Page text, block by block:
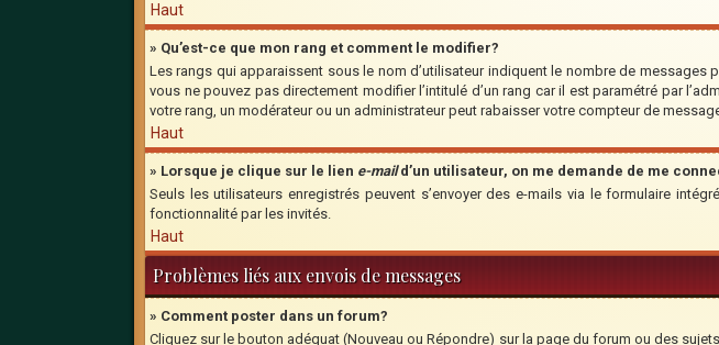
Haut
» Qu’est-ce que mon rang et comment le modifier?
Les rangs qui apparaissent sous le nom d’utilisateur indiquent le nombre de
vous ne pouvez pas directement modifier l’intitulé d’un rang car il est paramétré par
votre rang, un modérateur ou un administrateur peut rabaisser votre compteur de
Haut
» Lorsque je clique sur le lien e-maild’un utilisateur, on me demande de me
Seuls les utilisateurs enregistrés peuvent s’envoyer des e-mails via le formulaire
fonctionnalité par les invités.
Haut
Problèmes liés aux envois de messages
» Comment poster dans un forum?
Cliquez sur le bouton adéquat (Nouveau ou Répondre) sur la page du forum ou des